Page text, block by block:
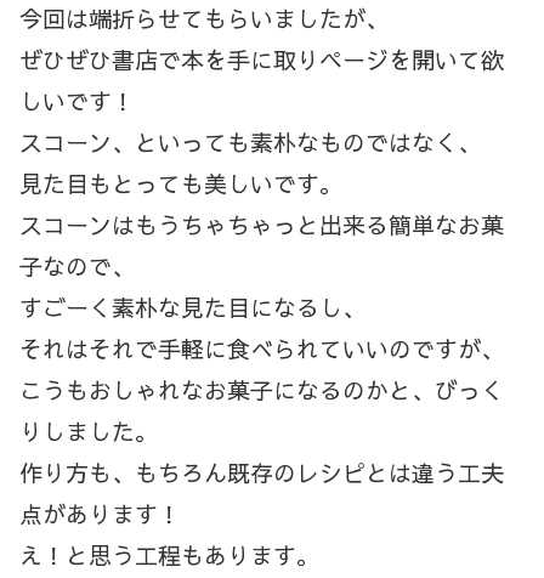
今回は端折らせてもらいましたが、
ぜひぜひ書店で本を手に取りページを開いて欲
しいです！
スコーン、といっても素朴なものではなく、
見た目もとっても美しいです。
スコーンはもうちゃちゃっと出来る簡単なお菓
子なので、
すごーく素朴な見た目になるし、
それはそれで手軽に食べられていいのですが、
こうもおしゃれなお菓子になるのかと、びっく
りしました。
作り方も、もちろん既存のレシピとは違う工夫
点があります！
え！と思う工程もあります。